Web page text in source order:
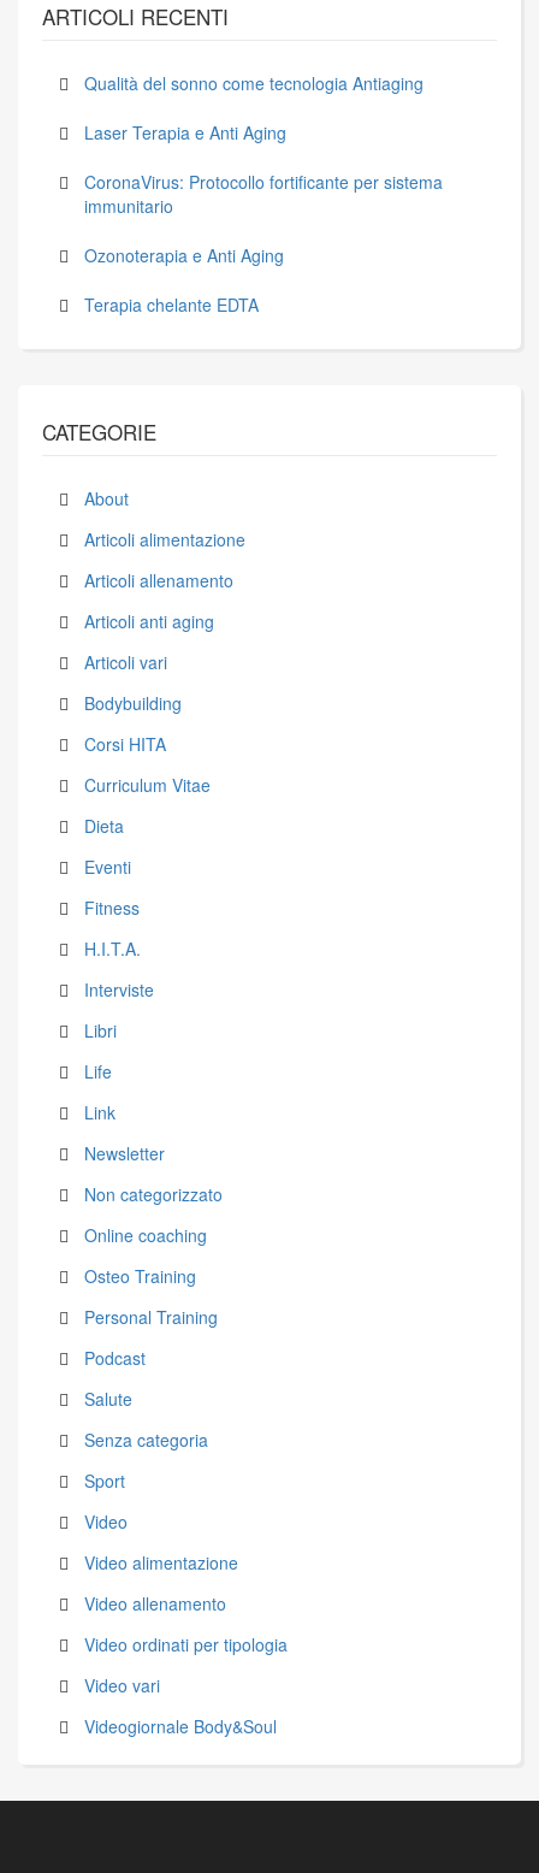
ARTICOLI RECENTI
Qualità del sonno come tecnologia Antiaging
Laser Terapia e Anti Aging
CoronaVirus: Protocollo fortificante per sistema
immunitario
Ozonoterapia e Anti Aging
Terapia chelante EDTA
CATEGORIE
About
Articoli alimentazione
Articoli allenamento
Articoli anti aging
Articoli vari
Bodybuilding
Corsi HITA
Curriculum Vitae
Dieta
Eventi
Fitness
H.I.T.A.
Interviste
Libri
Life
Link
Newsletter
Non categorizzato
Online coaching
Osteo Training
Personal Training
Podcast
Salute
Senza categoria
Sport
Video
Video alimentazione
Video allenamento
Video ordinati per tipologia
Video vari
Videogiornale Body&Soul